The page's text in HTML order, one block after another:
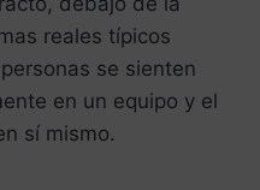
reales típicos
se sienten
en un equipo y el
sí mismo.